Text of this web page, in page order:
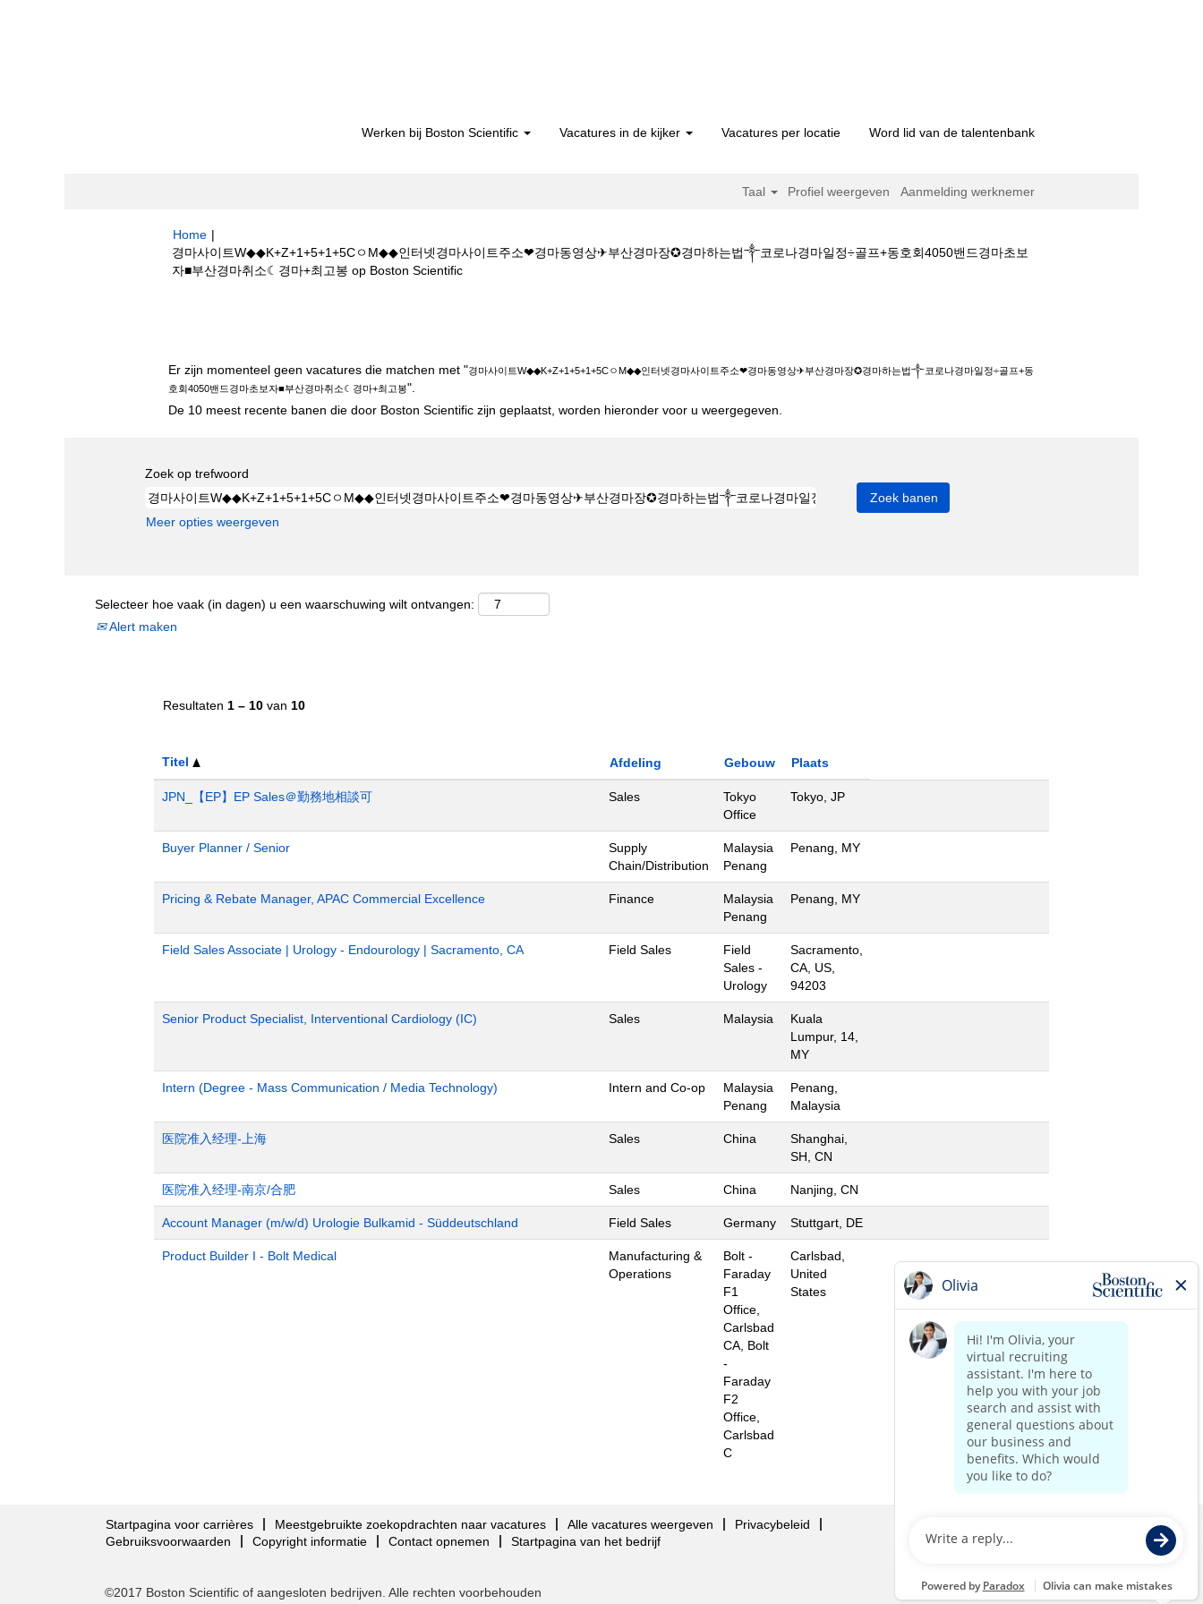
Werken bij Boston Scientific Vacatures in de kijker Vacatures per locatie Word lid van de talentenbank
Taal Profiel weergeven Aanmelding werknemer
Home |
경마사이트W◆◆K+Z+1+5+1+5CㅇM◆◆인터넷경마사이트주소❤경마동영상✈부산경마장✪경마하는법༒코로나경마일정÷골프+동호회4050밴드경마초보
자■부산경마취소☾경마+최고봉 op Boston Scientific(huidige
Er zijn momenteel geen vacatures die matchen met "경마사이트W◆◆K+Z+1+5+1+5CㅇM◆◆인터넷경마사이트주소❤경마동영상✈부산경마장✪경마하는법༒코로나경마일정÷골프+동
호회4050밴드경마초보자■부산경마취소☾경마+최고봉".
De 10 meest recente banen die door Boston Scientific zijn geplaatst, worden hieronder voor u weergegeven.
Zoek op trefwoord
Meer opties weergeven
Selecteer hoe vaak (in dagen) u een waarschuwing wilt ontvangen:
Alert maken
Resultaten 1 – 10 van 10
Titel Afdeling Gebouw Plaats
JPN_【EP】EP Sales＠勤務地相談可 Sales
Tokyo
Office
Tokyo, JP
Buyer Planner / Senior
Supply
Chain/Distribution
Malaysia
Penang
Penang, MY
Pricing & Rebate Manager, APAC Commercial Excellence Finance
Malaysia
Penang
Penang, MY
Field Sales Associate | Urology - Endourology | Sacramento, CA Field Sales
Field
Sales -
Urology
Sacramento,
CA, US,
94203
Senior Product Specialist, Interventional Cardiology (IC) Sales Malaysia
Kuala
Lumpur, 14,
MY
Intern (Degree - Mass Communication / Media Technology) Intern and Co-op
Malaysia
Penang
Penang,
Malaysia
医院准入经理-上海 Sales China
Shanghai,
SH, CN
医院准入经理-南京/合肥 Sales China Nanjing, CN
Account Manager (m/w/d) Urologie Bulkamid - Süddeutschland Field Sales Germany Stuttgart, DE
Product Builder I - Bolt Medical
Manufacturing &
Operations
Bolt -
Faraday
F1
Office,
Carlsbad
CA, Bolt
-
Faraday
F2
Office,
Carlsbad
C
Carlsbad,
United
States
Startpagina voor carrières Meestgebruikte zoekopdrachten naar vacatures Alle vacatures weergeven
Privacybeleid
Gebruiksvoorwaarden
Copyright informatie Contact opnemen Startpagina van het bedrijf
©2017 Boston Scientific of aangesloten bedrijven. Alle rechten voorbehouden